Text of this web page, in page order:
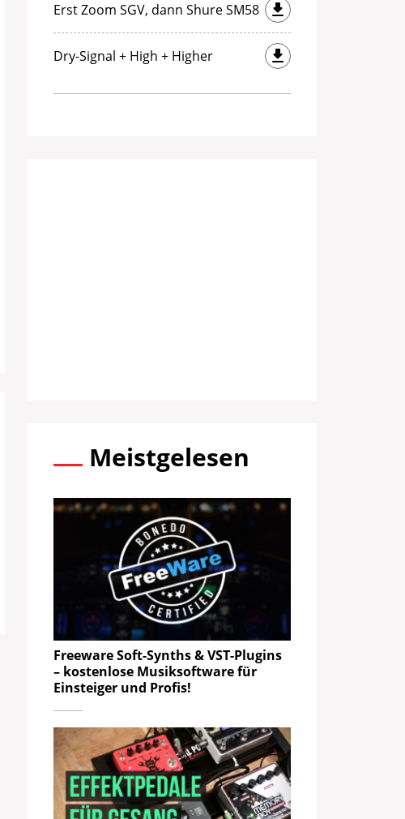
Erst Zoom SGV, dann Shure SM58
Dry-Signal + High + Higher
Meistgelesen
Freeware Soft-Synths & VST-Plugins
– kostenlose Musiksoftware für
Einsteiger und Profis!